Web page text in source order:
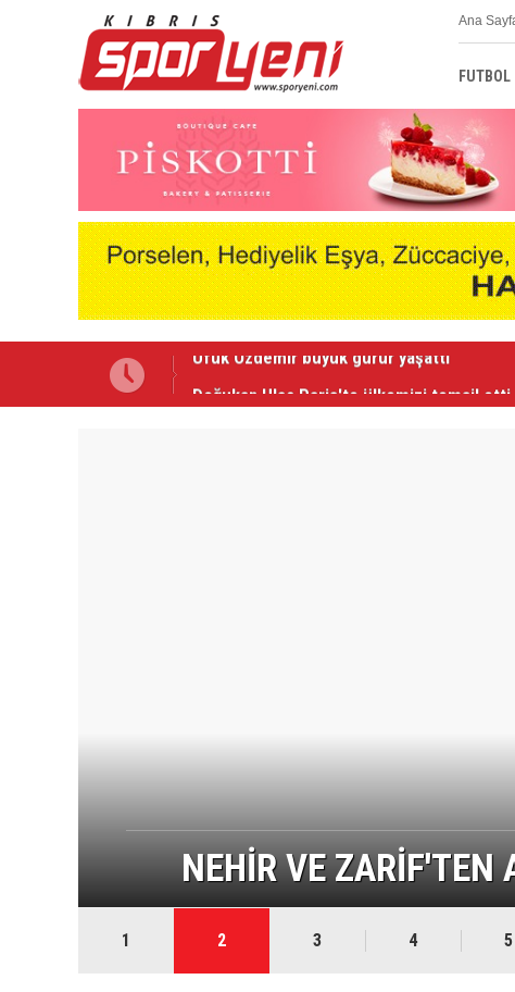
Ana
FUTBOL
Doğukan Ulaç Paris'te ülkemizi temsil etti
NEHİR VE ZARİF'TEN
1 2 3 4 5